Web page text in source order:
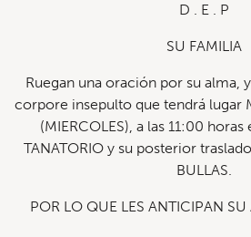
D . E . P
SU FAMILIA
Ruegan una oración por su alma,
corpore insepulto que tendrá lugar
(MIERCOLES), a las 11:00 horas
TANATORIO y su posterior
BULLAS.
POR LO QUE LES ANTICIPAN